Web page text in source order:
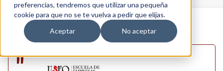
preferencias, tendremos que utilizar una pequeña
cookie para que no se te vuelva a pedir que elijas.
Aceptar
No aceptar